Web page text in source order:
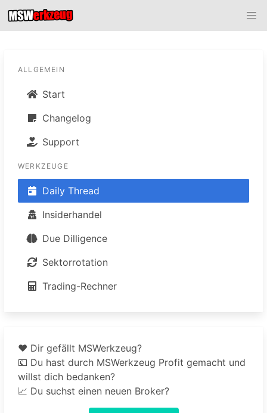
ALLGEMEIN
Start
Changelog
Support
WERKZEUGE
Daily Thread
Insiderhandel
Due Dilligence
Sektorrotation
Trading-Rechner
❤️ Dir gefällt MSWerkzeug?
💶 Du hast durch MSWerkzeug Profit gemacht und
willst dich bedanken?
📈 Du suchst einen neuen Broker?